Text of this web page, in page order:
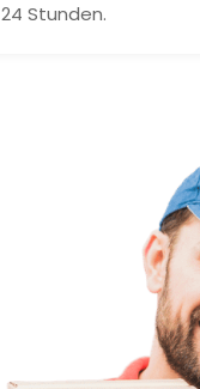
24 Stunden.